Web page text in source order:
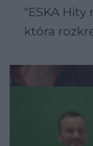
"ESKA Hity
która